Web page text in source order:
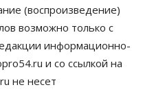
дети: в десяти
введут
(воспроизведение)
возможно только с
информационно-
и со ссылкой на
не несет